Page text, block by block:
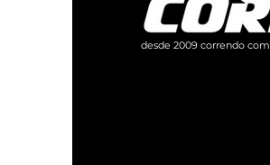
desde 2009 correndo